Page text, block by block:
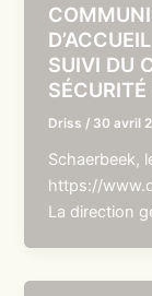
SUIVI DU
Driss / 30 avril
Schaerbeek,
https://
La direction